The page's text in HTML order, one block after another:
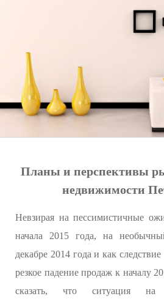
Планы и перспективы
недвижимости
Невзирая на пессимистичные
начала 2015 года, на
декабре 2014 года и как
резкое падение продаж к началу
сказать, что ситуация на